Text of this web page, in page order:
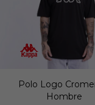
Polo Logo
Hombre